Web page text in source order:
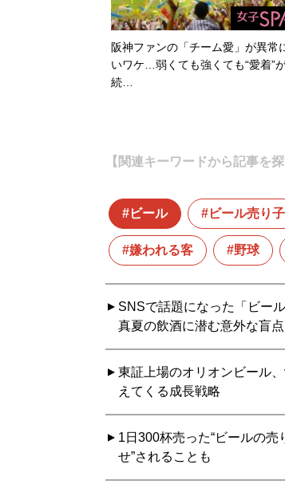
阪神ファンの「チーム愛」が異常
いワケ…弱くても強くても“愛着”
続…
【関連キーワードから記事を探
ビール ビール売り子
嫌われる客 野球
SNSで話題になった「ビー
真夏の飲酒に潜む意外な盲点
東証上場のオリオンビール
えてくる成長戦略
1日300杯売った“ビールの売
せ”されることも